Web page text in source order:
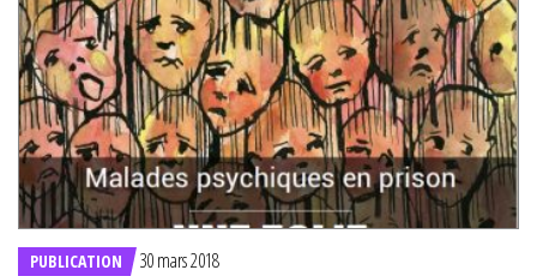
PUBLICATION 30 mars 2018